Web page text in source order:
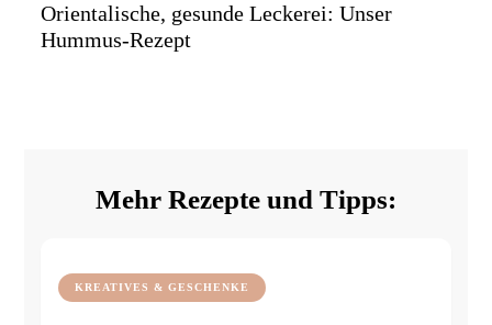
Orientalische, gesunde Leckerei: Unser
Hummus-Rezept
Mehr Rezepte und Tipps:
KREATIVES & GESCHENKE